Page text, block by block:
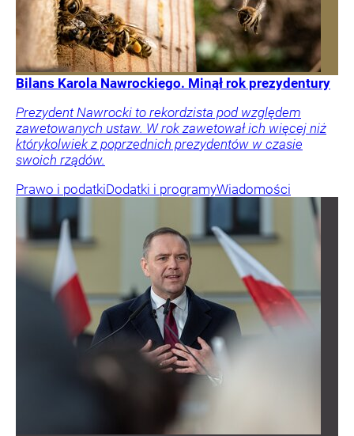
Bilans Karola Nawrockiego. Minął rok prezydentury
Prezydent Nawrocki to rekordzista pod względem
zawetowanych ustaw. W rok zawetował ich więcej niż
którykolwiek z poprzednich prezydentów w czasie
swoich rządów.
Prawo i podatkiDodatki i programyWiadomości